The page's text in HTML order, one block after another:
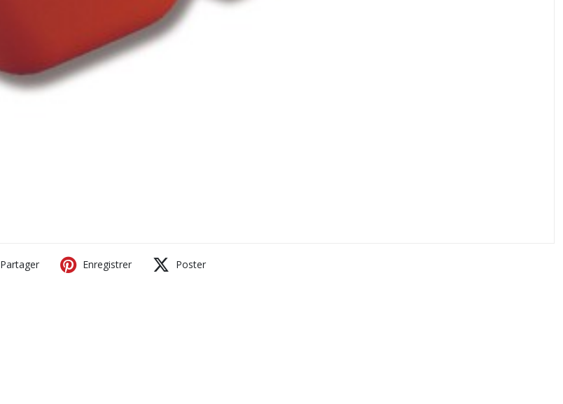
Partager Enregistrer Poster